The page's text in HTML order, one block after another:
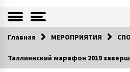
Главная МЕРОПРИЯТИЯ
Таллиннский марафон 2019